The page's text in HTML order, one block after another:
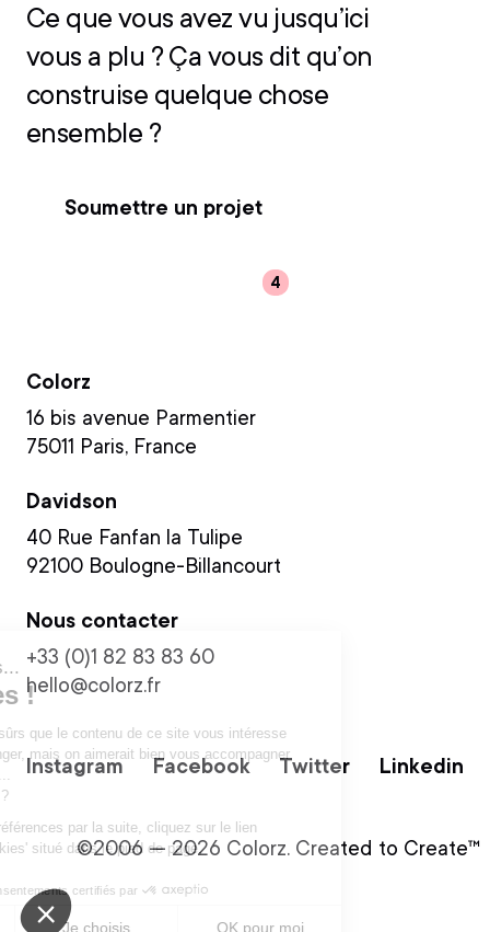
Ce que vous avez vu jusqu’ici
vous a plu ? Ça vous dit qu’on
construise quelque chose
ensemble ?
Soumettre un projet
Colorz
16 bis avenue Parmentier
75011 Paris, France
Davidson
40 Rue Fanfan la Tulipe
92100 Boulogne-Billancourt
Nous contacter
+33 (0)1 82 83 83 60
hello@colorz.fr
Instagram Facebook Twitter Linkedin
©2006 — 2026 Colorz. Created to Create™
Salut c'est nous...
les Cookies !
On a attendu d'être sûrs que le contenu de ce site vous intéresse
avant de vous déranger, mais on aimerait bien vous accompagner
pendant votre visite...
Pour modifier vos préférences par la suite, cliquez sur le lien
'Préférences de cookies' situé dans le pied de page.
Consentements certifiés par
Non merci Je choisis